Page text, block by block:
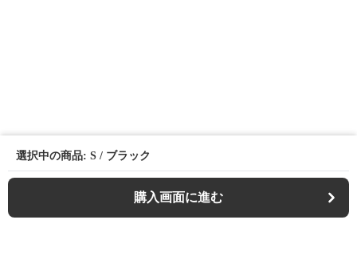
選択中の商品: S / ブラック
購入画面に進む